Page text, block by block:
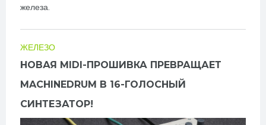
железа.
ЖЕЛЕЗО
НОВАЯ MIDI-ПРОШИВКА ПРЕВРАЩАЕТ
MACHINEDRUM В 16-ГОЛОСНЫЙ
СИНТЕЗАТОР!